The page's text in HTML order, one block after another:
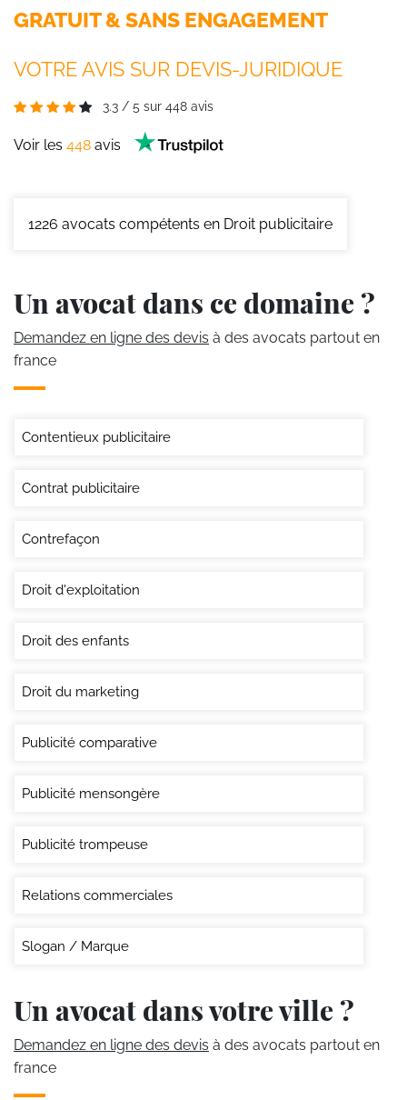
GRATUIT & SANS ENGAGEMENT
VOTRE AVIS SUR DEVIS-JURIDIQUE
3.3 / 5 sur 448 avis
Voir les 448 avis
1226 avocats compétents en Droit publicitaire
Un avocat dans ce domaine ?
Demandez en ligne des devis à des avocats partout en
france
Contentieux publicitaire
Contrat publicitaire
Contrefaçon
Droit d'exploitation
Droit des enfants
Droit du marketing
Publicité comparative
Publicité mensongère
Publicité trompeuse
Relations commerciales
Slogan / Marque
Un avocat dans votre ville ?
Demandez en ligne des devis à des avocats partout en
france